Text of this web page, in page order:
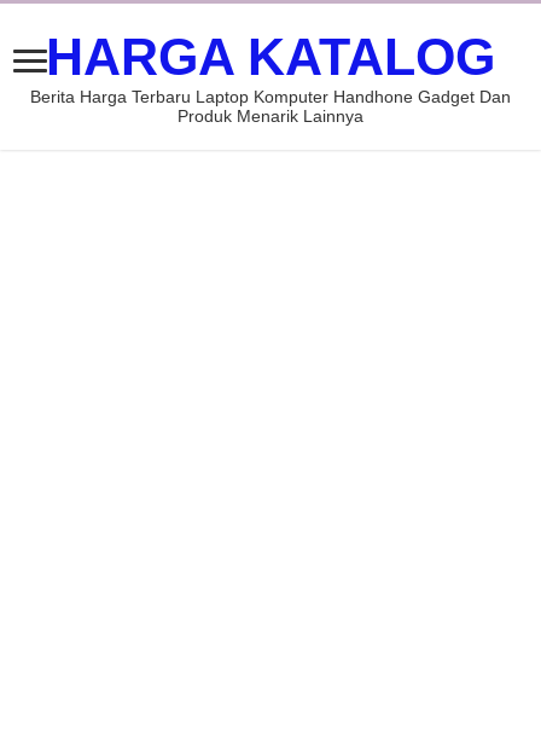
HARGA KATALOG
Berita Harga Terbaru Laptop Komputer Handhone Gadget Dan
Produk Menarik Lainnya